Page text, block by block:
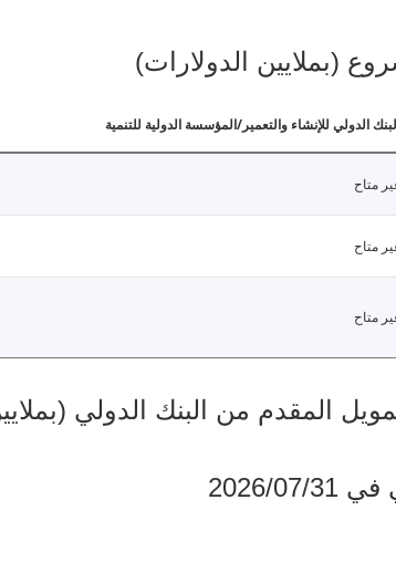
(بملايين الدولارات)
الدولي للإنشاء والتعمير/المؤسسة الدولية للتنمية
متاح
متاح
متاح
من البنك الدولي (بملايين
07/31